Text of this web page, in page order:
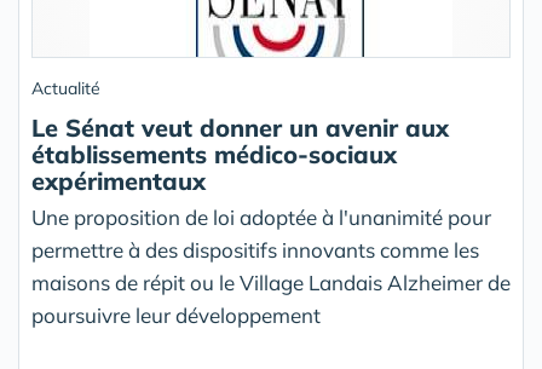
Actualité
Le Sénat veut donner un avenir aux
établissements médico-sociaux
expérimentaux
Une proposition de loi adoptée à l'unanimité pour
permettre à des dispositifs innovants comme les
maisons de répit ou le Village Landais Alzheimer de
poursuivre leur développement